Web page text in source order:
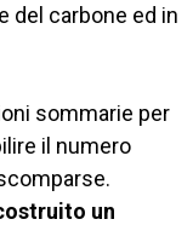
del carbone ed in
sommarie per
il numero
un